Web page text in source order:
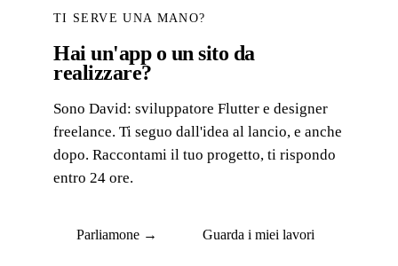
TI SERVE UNA MANO?
Hai un'app o un sito da
realizzare?
Sono David: sviluppatore Flutter e designer
freelance. Ti seguo dall'idea al lancio, e anche
dopo. Raccontami il tuo progetto, ti rispondo
entro 24 ore.
Parliamone → Guarda i miei lavori